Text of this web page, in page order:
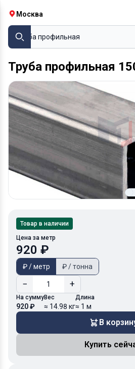
Москва
Труба профильная
Труба профильная
Товар в наличии
Цена за метр
920 ₽
₽ / метр ₽ / тонна
− +
На сумму
920 ₽
Вес
≈ 14.98 кг
Длина
≈ 1 м
В
Купить